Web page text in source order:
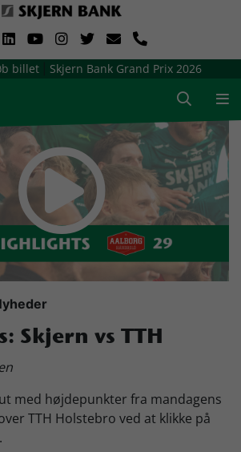
billet Skjern Bank Grand Prix 2026
Prix
Skjern vs TTH
med højdepunkter fra mandagens
TTH Holstebro ved at klikke på